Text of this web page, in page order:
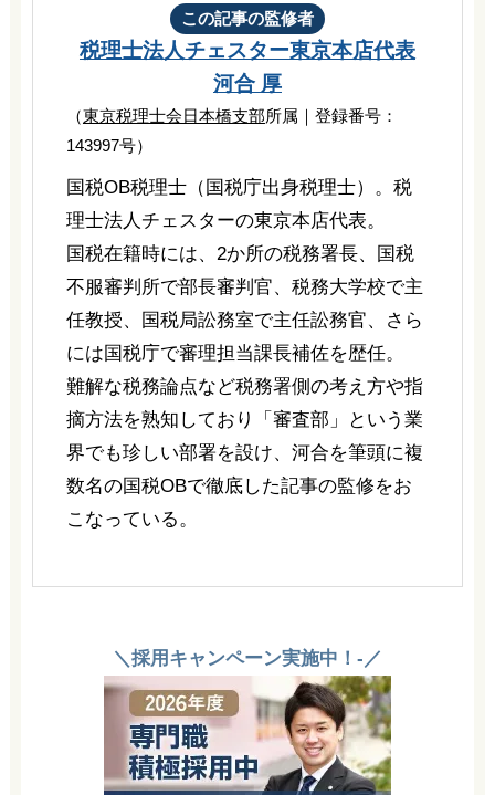
この記事の監修者
税理士法人チェスター東京本店代表
河合 厚
（東京税理士会日本橋支部所属｜登録番号：
143997号）
国税OB税理士（国税庁出身税理士）。税
理士法人チェスターの東京本店代表。
国税在籍時には、2か所の税務署長、国税
不服審判所で部長審判官、税務大学校で主
任教授、国税局訟務室で主任訟務官、さら
には国税庁で審理担当課長補佐を歴任。
難解な税務論点など税務署側の考え方や指
摘方法を熟知しており「審査部」という業
界でも珍しい部署を設け、河合を筆頭に複
数名の国税OBで徹底した記事の監修をお
こなっている。
＼採用キャンペーン実施中！-／